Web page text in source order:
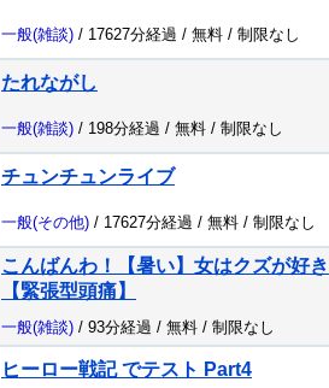
一般(雑談) / 17627分経過 / 無料 / 制限なし
たれながし
一般(雑談) / 198分経過 / 無料 / 制限なし
チュンチュンライブ
一般(その他) / 17627分経過 / 無料 / 制限なし
こんばんわ！【暑い】女はクズが好
【緊張型頭痛】
一般(雑談) / 93分経過 / 無料 / 制限なし
ヒーロー戦記 でテスト Part4